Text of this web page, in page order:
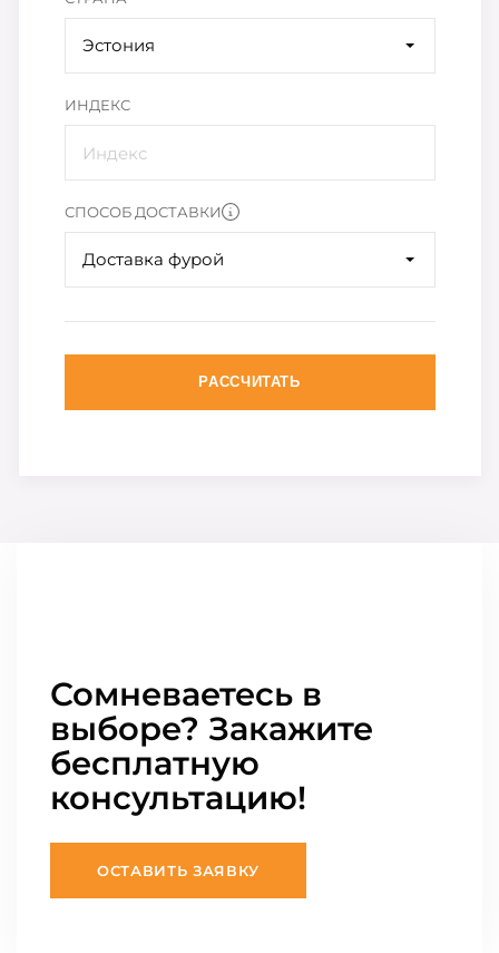
Эстония
ИНДЕКС
СПОСОБ ДОСТАВКИ
Доставка фурой
РАССЧИТАТЬ
Сомневаетесь в
выборе? Закажите
бесплатную
консультацию!
ОСТАВИТЬ ЗАЯВКУ